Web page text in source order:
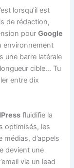
lorsqu’il est
de rédaction,
pourGoogle
environnement
une barre latérale
cible… Tu
entre dix
fluidifie la
optimisés, les
d’appels
devient une
via un lead